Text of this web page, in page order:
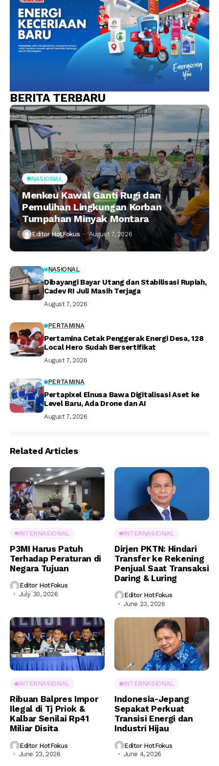
BERITA TERBARU
NASIONAL
Menkeu Kawal Ganti Rugi dan
Pemulihan Lingkungan Korban
Tumpahan Minyak Montara
Editor HotFokus August 7, 2026
NASIONAL
Dibayangi Bayar Utang dan Stabilisasi Rupiah,
Cadev RI Juli Masih Terjaga
August 7, 2026
PERTAMINA
Pertamina Cetak Penggerak Energi Desa, 128
Local Hero Sudah Bersertifikat
August 7, 2026
PERTAMINA
Pertapixel Elnusa Bawa Digitalisasi Aset ke
Level Baru, Ada Drone dan AI
August 7, 2026
Related Articles
INTERNASIONAL
P3MI Harus Patuh
Terhadap Peraturan di
Negara Tujuan
Editor HotFokus
July 30, 2026
INTERNASIONAL
Dirjen PKTN: Hindari
Transfer ke Rekening
Penjual Saat Transaksi
Daring & Luring
Editor HotFokus
June 23, 2026
INTERNASIONAL
Ribuan Balpres Impor
Ilegal di Tj Priok &
Kalbar Senilai Rp41
Miliar Disita
Editor HotFokus
June 23, 2026
INTERNASIONAL
Indonesia-Jepang
Sepakat Perkuat
Transisi Energi dan
Industri Hijau
Editor HotFokus
June 4, 2026